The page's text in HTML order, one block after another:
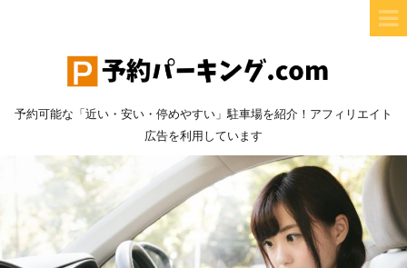
予約可能な「近い・安い・停めやすい」駐車場を紹介！アフィリエイト
広告を利用しています